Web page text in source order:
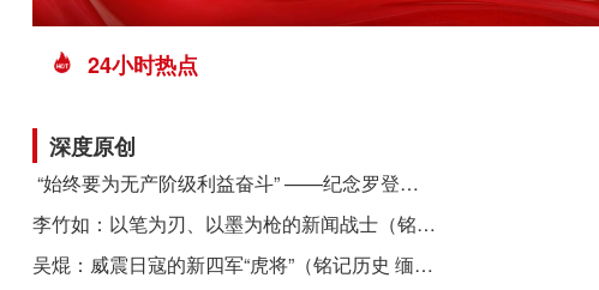
24小时热点
深度原创
​ “始终要为无产阶级利益奋斗” ——纪念罗登贤同志诞辰120周年
李竹如：以笔为刃、以墨为枪的新闻战士（铭记历史 缅怀先烈·抗日英雄）
吴焜：威震日寇的新四军“虎将”（铭记历史 缅怀先烈·抗日英雄）